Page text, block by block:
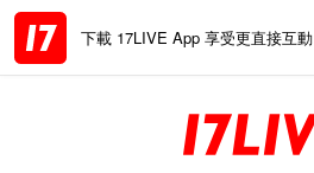
下載 17LIVE App 享受更直接互動